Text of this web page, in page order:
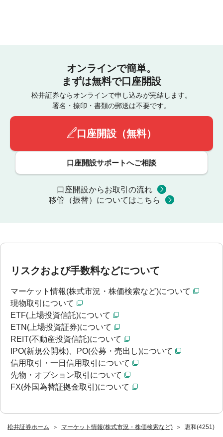
松井証券ホーム マーケット情報(株式市況・株価検索など) 恵和(4251)
オンラインで簡単。
まずは無料で口座開設
松井証券ならオンラインで申し込みが完結します。
署名・捺印・書類の郵送は不要です。
口座開設（無料）
口座開設サポートへご相談
口座開設からお取引の流れ
移管（振替）についてはこちら
リスクおよび手数料などについて
マーケット情報(株式市況・株価検索など)について
現物取引について
ETF(上場投資信託)について
ETN(上場投資証券)について
REIT(不動産投資信託)について
IPO(新規公開株)、PO(公募・売出し)について
信用取引・一日信用取引について
先物・オプション取引について
FX(外国為替証拠金取引)について